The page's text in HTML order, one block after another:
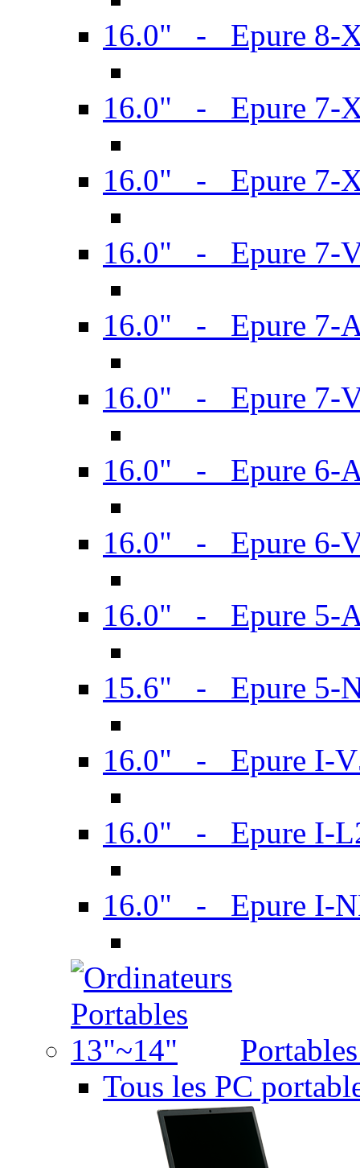
16.0" - Epure 8-
16.0" - Epure 7-
16.0" - Epure 7-
16.0" - Epure 7-
16.0" - Epure 7-
16.0" - Epure 7-
16.0" - Epure 6-
16.0" - Epure 6-
16.0" - Epure 5-
15.6" - Epure 5-
16.0" - Epure I-
16.0" - Epure I-
16.0" - Epure I-
Tous les PC